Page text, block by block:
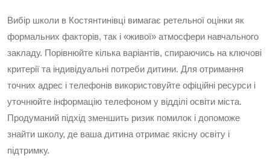
Вибір школи в Костянтинівці вимагає ретельної оцінки як
формальних факторів, так і «живої» атмосфери навчального
закладу. Порівнюйте кілька варіантів, спираючись на ключові
критерії та індивідуальні потреби дитини. Для отримання
точних адрес і телефонів використовуйте офіційні ресурси і
уточнюйте інформацію телефоном у відділі освіти міста.
Продуманий підхід зменшить ризик помилок і допоможе
знайти школу, де ваша дитина отримає якісну освіту і
підтримку.